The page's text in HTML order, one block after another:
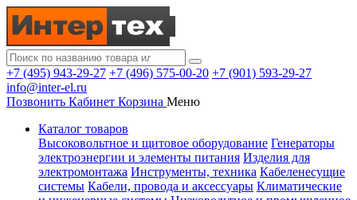
+7 (495) 943-29-27 +7 (496) 575-00-20 +7 (901) 593-29-27
info@inter-el.ru
Позвонить Кабинет Корзина Меню
Каталог товаров
Высоковольтное и щитовое оборудование Генераторы
электроэнергии и элементы питания Изделия для
электромонтажа Инструменты, техника Кабеленесущие
системы Кабели, провода и аксессуары Климатические